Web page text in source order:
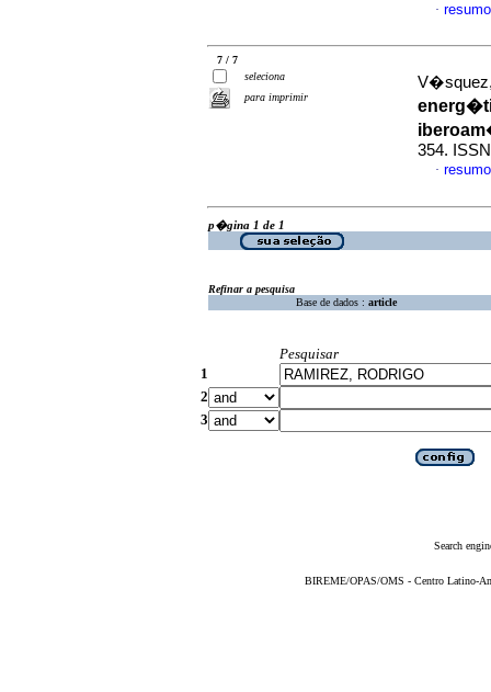
·
7 / 7
seleciona
para imprimir
354.
·
p�gina 1 de 1
Refinar a pesquisa
Base de dados : article
Pesquisar
1
2
3
Search
BIREME/OPAS/OMS - Centro Latino-